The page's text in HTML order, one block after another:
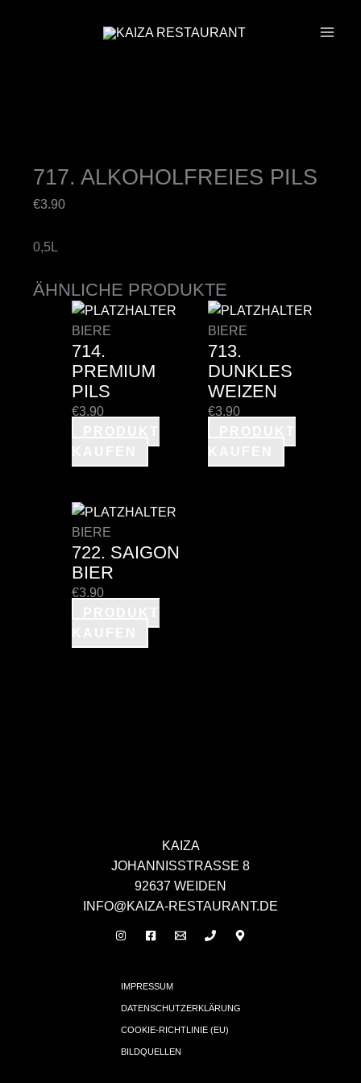
717. ALKOHOLFREIES PILS
€3.90
0,5L
ÄHNLICHE PRODUKTE
BIERE
714.
PREMIUM
PILS
€3.90
BIERE
713.
DUNKLES
WEIZEN
€3.90
BIERE
722. SAIGON
BIER
€3.90
KAIZA
JOHANNISSTRASSE 8
92637 WEIDEN
INFO@KAIZA-RESTAURANT.DE
IMPRESSUM
DATENSCHUTZERKLÄRUNG
COOKIE-RICHTLINIE (EU)
BILDQUELLEN